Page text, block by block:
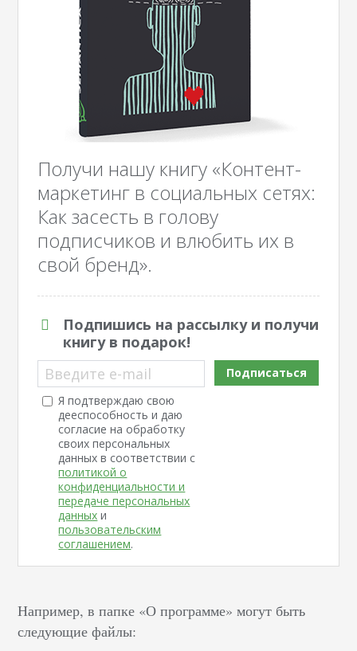
Получи нашу книгу «Контент-
маркетинг в социальных сетях:
Как засесть в голову
подписчиков и влюбить их в
свой бренд».
Подпишись на рассылку и получи
книгу в подарок!
Введите e-mail
Я подтверждаю свою
дееспособность и даю
согласие на обработку
своих персональных
данных в соответствии с
политикой о
конфиденциальности и
передаче персональных
данных и
пользовательским
соглашением.
Подписаться
Например, в папке «О программе» могут быть
следующие файлы: